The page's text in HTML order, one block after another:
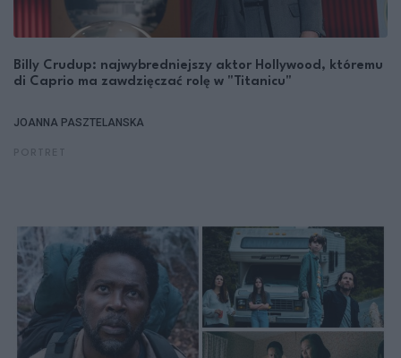
Billy Crudup: najwybredniejszy aktor Hollywood, któremu
di Caprio ma zawdzięczać rolę w "Titanicu"
JOANNA PASZTELANSKA